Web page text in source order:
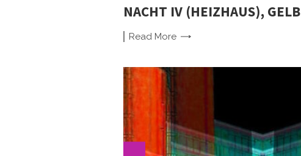
NACHT IV (HEIZHAUS), GELB
Read More